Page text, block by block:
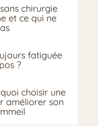
chirurgie
et ce qui ne
fatiguée
?
choisir une
améliorer son